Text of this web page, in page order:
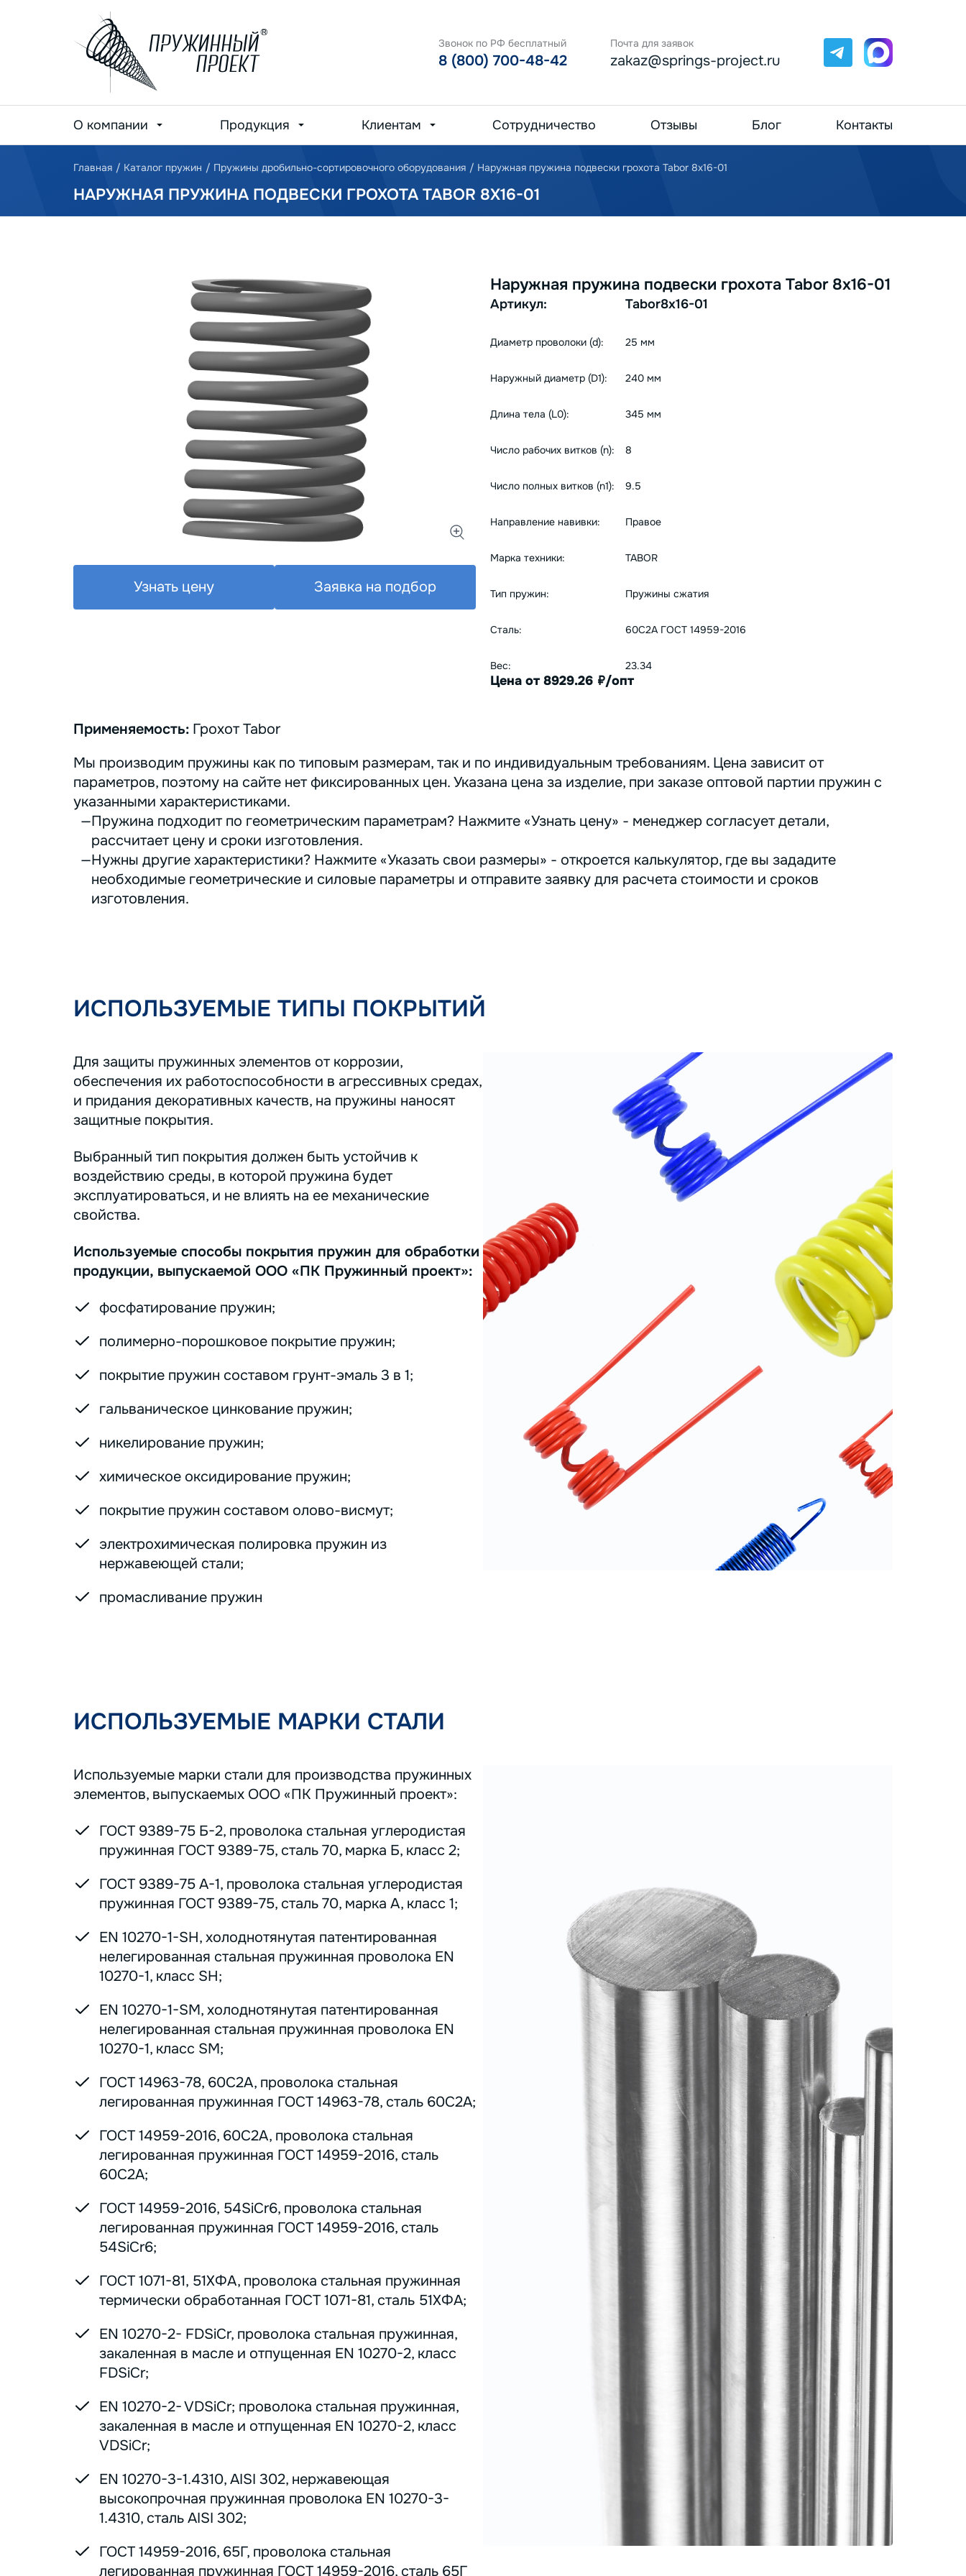
Звонок по РФ бесплатный
8 (800) 700-48-42
Почта для заявок
zakaz@springs-project.ru
Telegram
О компании Продукция Клиентам Сотрудничество Отзывы Блог Контакты
Главная / Каталог пружин / Пружины дробильно-сортировочного оборудования / Наружная пружина подвески грохота Tabor 8х16-01
НАРУЖНАЯ ПРУЖИНА ПОДВЕСКИ ГРОХОТА TABOR 8Х16-01
Наружная пружина подвески грохота Tabor 8х16-01
Артикул: Tabor8х16-01
Диаметр проволоки (d): 25 мм
Наружный диаметр (D1): 240 мм
Длина тела (L0): 345 мм
Число рабочих витков (n): 8
Число полных витков (n1): 9.5
Направление навивки: Правое
Марка техники: TABOR
Тип пружин: Пружины сжатия
Сталь: 60С2А ГОСТ 14959-2016
Вес: 23.34
Цена от 8929.26 руб./опт
Узнать цену Заявка на подбор
Применяемость: Грохот Tabor
Мы производим пружины как по типовым размерам, так и по индивидуальным требованиям. Цена зависит от
параметров, поэтому на сайте нет фиксированных цен. Указана цена за изделие, при заказе оптовой партии пружин с
указанными характеристиками.
Пружина подходит по геометрическим параметрам? Нажмите «Узнать цену» - менеджер согласует детали,
рассчитает цену и сроки изготовления.
Нужны другие характеристики? Нажмите «Указать свои размеры» - откроется калькулятор, где вы зададите
необходимые геометрические и силовые параметры и отправите заявку для расчета стоимости и сроков
изготовления.
ИСПОЛЬЗУЕМЫЕ ТИПЫ ПОКРЫТИЙ
Для защиты пружинных элементов от коррозии,
обеспечения их работоспособности в агрессивных средах,
и придания декоративных качеств, на пружины наносят
защитные покрытия.
Выбранный тип покрытия должен быть устойчив к
воздействию среды, в которой пружина будет
эксплуатироваться, и не влиять на ее механические
свойства.
Используемые способы покрытия пружин для обработки
продукции, выпускаемой ООО «ПК Пружинный проект»:
фосфатирование пружин;
полимерно-порошковое покрытие пружин;
покрытие пружин составом грунт-эмаль 3 в 1;
гальваническое цинкование пружин;
никелирование пружин;
химическое оксидирование пружин;
покрытие пружин составом олово-висмут;
электрохимическая полировка пружин из
нержавеющей стали;
промасливание пружин
ИСПОЛЬЗУЕМЫЕ МАРКИ СТАЛИ
Используемые марки стали для производства пружинных
элементов, выпускаемых ООО «ПК Пружинный проект»:
ГОСТ 9389-75 Б-2, проволока стальная углеродистая
пружинная ГОСТ 9389-75, сталь 70, марка Б, класс 2;
ГОСТ 9389-75 А-1, проволока стальная углеродистая
пружинная ГОСТ 9389-75, сталь 70, марка А, класс 1;
EN 10270-1-SH, холоднотянутая патентированная
нелегированная стальная пружинная проволока EN
10270-1, класс SH;
EN 10270-1-SM, холоднотянутая патентированная
нелегированная стальная пружинная проволока EN
10270-1, класс SM;
ГОСТ 14963-78, 60С2А, проволока стальная
легированная пружинная ГОСТ 14963-78, сталь 60С2А;
ГОСТ 14959-2016, 60С2А, проволока стальная
легированная пружинная ГОСТ 14959-2016, сталь
60С2А;
ГОСТ 14959-2016, 54SiCr6, проволока стальная
легированная пружинная ГОСТ 14959-2016, сталь
54SiCr6;
ГОСТ 1071-81, 51ХФА, проволока стальная пружинная
термически обработанная ГОСТ 1071-81, сталь 51ХФА;
EN 10270-2- FDSiCr, проволока стальная пружинная,
закаленная в масле и отпущенная EN 10270-2, класс
FDSiCr;
EN 10270-2- VDSiCr; проволока стальная пружинная,
закаленная в масле и отпущенная EN 10270-2, класс
VDSiCr;
EN 10270-3-1.4310, AISI 302, нержавеющая
высокопрочная пружинная проволока EN 10270-3-
1.4310, сталь AISI 302;
ГОСТ 14959-2016, 65Г, проволока стальная
легированная пружинная ГОСТ 14959-2016, сталь 65Г